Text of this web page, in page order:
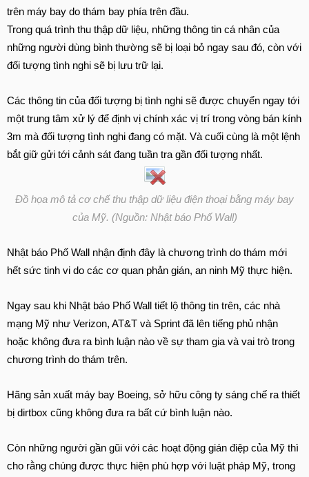
trên máy bay do thám bay phía trên đầu.
Trong quá trình thu thập dữ liệu, những thông tin cá nhân của
những người dùng bình thường sẽ bị loại bỏ ngay sau đó, còn với
đối tượng tình nghi sẽ bị lưu trữ lại.
Các thông tin của đối tượng bị tình nghi sẽ được chuyển ngay tới
một trung tâm xử lý để định vị chính xác vị trí trong vòng bán kính
3m mà đối tượng tình nghi đang có mặt. Và cuối cùng là một lệnh
bắt giữ gửi tới cảnh sát đang tuần tra gần đối tượng nhất.
Đồ họa mô tả cơ chế thu thập dữ liệu điện thoại bằng máy bay
của Mỹ. (Nguồn: Nhật báo Phố Wall)
Nhật báo Phố Wall nhận định đây là chương trình do thám mới
hết sức tinh vi do các cơ quan phản gián, an ninh Mỹ thực hiện.
Ngay sau khi Nhật báo Phố Wall tiết lộ thông tin trên, các nhà
mạng Mỹ như Verizon, AT&T và Sprint đã lên tiếng phủ nhận
hoặc không đưa ra bình luận nào về sự tham gia và vai trò trong
chương trình do thám trên.
Hãng sản xuất máy bay Boeing, sở hữu công ty sáng chế ra thiết
bị dirtbox cũng không đưa ra bất cứ bình luận nào.
Còn những người gần gũi với các hoạt động gián điệp của Mỹ thì
cho rằng chúng được thực hiện phù hợp với luật pháp Mỹ, trong